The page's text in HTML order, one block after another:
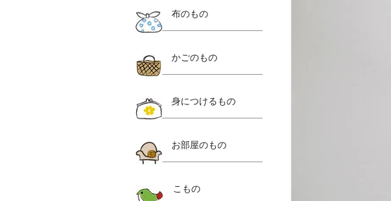
布のもの
かごのもの
身につけるもの
お部屋のもの
こもの